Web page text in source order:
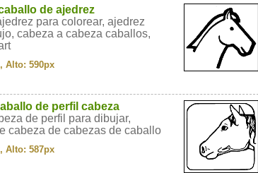
de ajedrez
para colorear, ajedrez
cabeza a cabeza caballos,
Alto: 590px
de perfil cabeza
de perfil para dibujar,
cabeza de cabezas de caballo
Alto: 587px